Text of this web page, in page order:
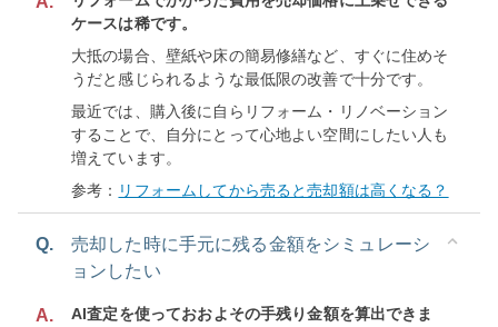
ケースは稀です。
大抵の場合、壁紙や床の簡易修繕など、すぐに住めそ
うだと感じられるような最低限の改善で十分です。
最近では、購入後に自らリフォーム・リノベーション
することで、自分にとって心地よい空間にしたい人も
増えています。
参考： リフォームしてから売ると売却額は高くなる？
Q.
売却した時に手元に残る金額をシミュレーシ
ョンしたい
A.
AI査定を使っておおよその手残り金額を算出できま